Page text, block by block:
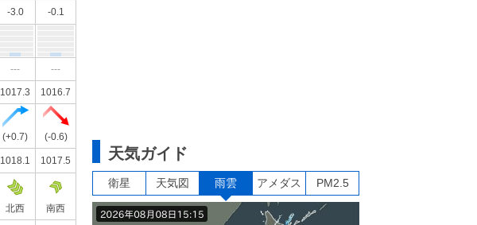
-3.0 -0.1
--- ---
1017.3 1016.7
(+0.7) (-0.6)
1018.1 1017.5
北西 南西
天気ガイド
衛星 天気図 雨雲 アメダス PM2.5